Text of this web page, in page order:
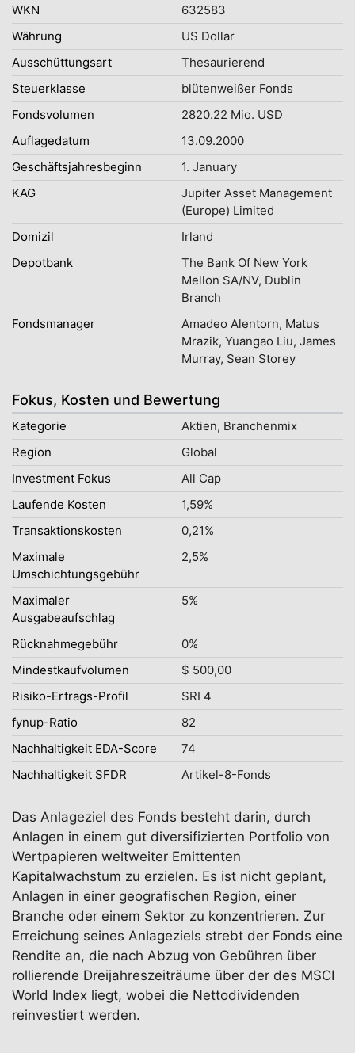
WKN
632583
Währung
US Dollar
Ausschüttungsart
Thesaurierend
Steuerklasse
blütenweißer Fonds
Fondsvolumen
2820.22 Mio. USD
Auflagedatum
13.09.2000
Geschäftsjahresbeginn
1. January
KAG
Jupiter Asset Management
(Europe) Limited
Domizil
Irland
Depotbank
The Bank Of New York
Mellon SA/NV, Dublin
Branch
Fondsmanager
Amadeo Alentorn, Matus
Mrazik, Yuangao Liu, James
Murray, Sean Storey
Fokus, Kosten und Bewertung
Kategorie
Aktien, Branchenmix
Region
Global
Investment Fokus
All Cap
Laufende Kosten
1,59%
Transaktionskosten
0,21%
Maximale
Umschichtungsgebühr
2,5%
Maximaler
Ausgabeaufschlag
5%
Rücknahmegebühr
0%
Mindestkaufvolumen
$ 500,00
Risiko-Ertrags-Profil
SRI 4
fynup-Ratio
82
Nachhaltigkeit EDA-Score
74
Nachhaltigkeit SFDR
Artikel-8-Fonds
Das Anlageziel des Fonds besteht darin, durch
Anlagen in einem gut diversifizierten Portfolio von
Wertpapieren weltweiter Emittenten
Kapitalwachstum zu erzielen. Es ist nicht geplant,
Anlagen in einer geografischen Region, einer
Branche oder einem Sektor zu konzentrieren. Zur
Erreichung seines Anlageziels strebt der Fonds eine
Rendite an, die nach Abzug von Gebühren über
rollierende Dreijahreszeiträume über der des MSCI
World Index liegt, wobei die Nettodividenden
reinvestiert werden.